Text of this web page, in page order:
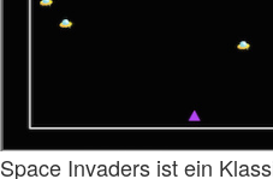
Space Invaders ist ein